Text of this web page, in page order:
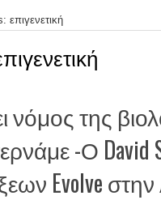
επιγενετική
της
-Ο David
Evolve